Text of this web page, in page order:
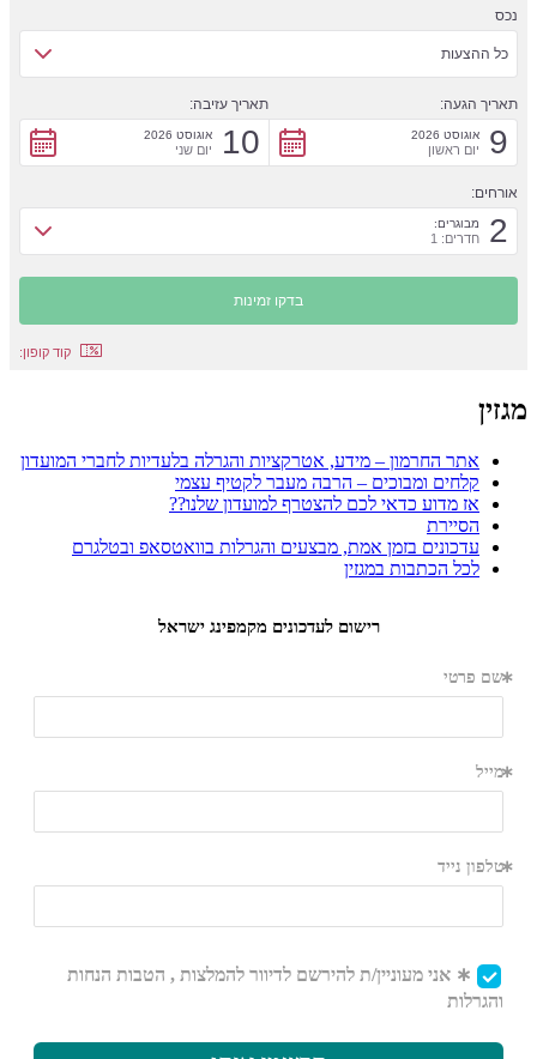
נכס
כל ההצעות
תאריך הגעה:
9 אוגוסט 2026
יום ראשון
תאריך עזיבה:
10 אוגוסט 2026
יום שני
אורחים:
2 מבוגרים:
חדרים: 1
קוד קופון:
מגזין
אתר החרמון – מידע, אטרקציות והגרלה בלעדיות לחברי המועדון
קלחים ומבוכים – הרבה מעבר לקטיף עצמי
אז מדוע כדאי לכם להצטרף למועדון שלנו??
הסיירת
עדכונים בזמן אמת, מבצעים והגרלות בוואטסאפ ובטלגרם
לכל הכתבות במגזין